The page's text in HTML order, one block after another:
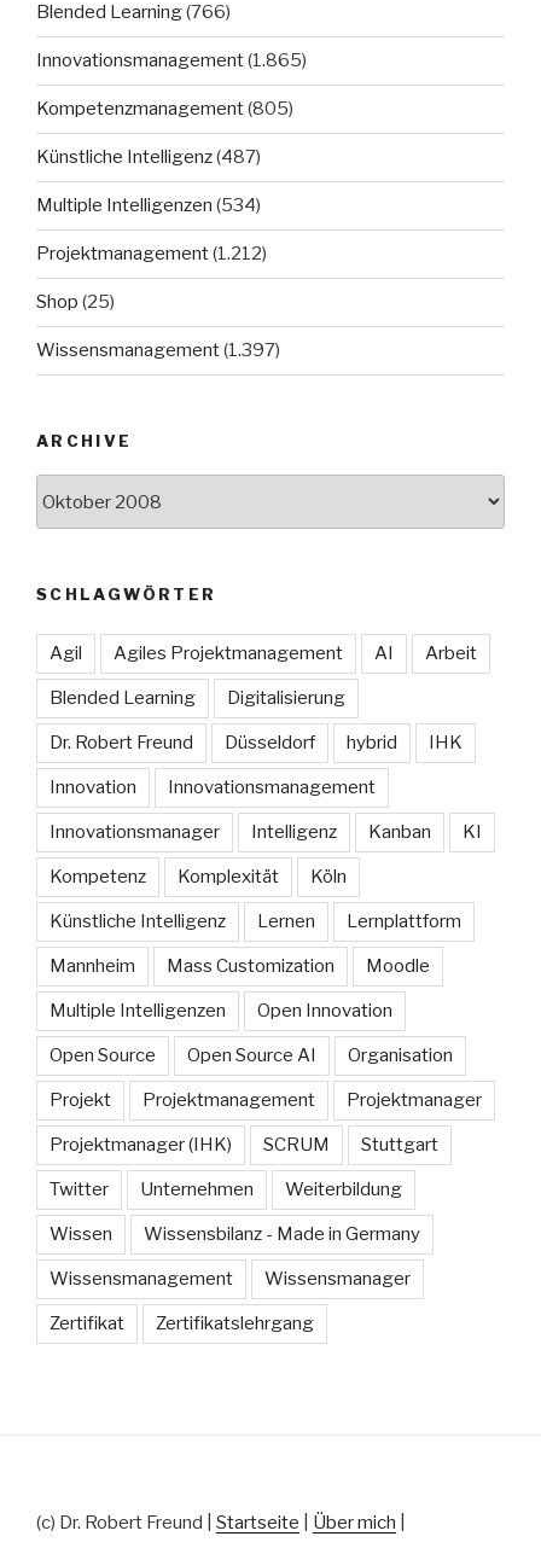
Blended Learning(766)
Innovationsmanagement(1.865)
Kompetenzmanagement(805)
Künstliche Intelligenz(487)
Multiple Intelligenzen (534)
Projektmanagement(1.212)
Shop (25)
Wissensmanagement(1.397)
ARCHIVE
SCHLAGWÖRTER
Agil Agiles Projektmanagement AI Arbeit
Blended Learning Digitalisierung
Dr. Robert Freund Düsseldorf hybrid IHK
Innovation Innovationsmanagement
Innovationsmanager Intelligenz Kanban KI
Kompetenz Komplexität Köln
Künstliche Intelligenz Lernen Lernplattform
Mannheim Mass Customization Moodle
Multiple Intelligenzen Open Innovation
Open Source Open Source AI Organisation
Projekt Projektmanagement Projektmanager
Projektmanager (IHK) SCRUM Stuttgart
Twitter Unternehmen Weiterbildung
Wissen Wissensbilanz - Made in Germany
Wissensmanagement Wissensmanager
Zertifikat Zertifikatslehrgang
(c) Dr. Robert Freund | Startseite Über mich